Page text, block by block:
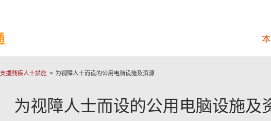
支援残疾人士措施 为视障人士而设的公用电脑设施及资源
为视障人士而设的公用电脑设施及